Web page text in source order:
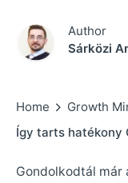
Author
Sárközi
Home
Growth
Így tarts hatékony
Gondolkodtál már